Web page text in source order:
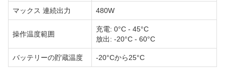
マックス 連続出力 480W
操作温度範囲
充電: 0°C - 45°C
放出: -20°C - 60°C
バッテリーの貯蔵温度 -20°Cから25°C